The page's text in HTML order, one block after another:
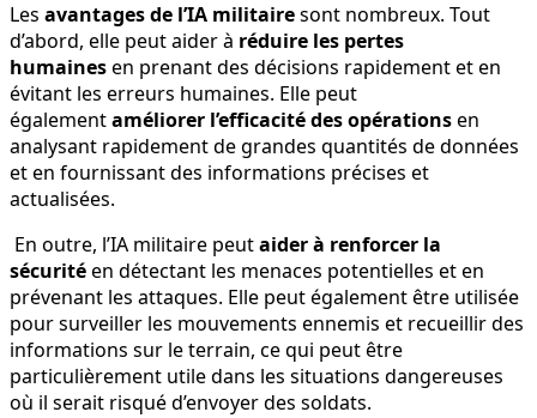
Les avantages de l’IA militairesont nombreux. Tout
d’abord, elle peut aider à réduire les pertes
humainesen prenant des décisions rapidement et en
évitant les erreurs humaines. Elle peut
égalementaméliorer l’efficacité des opérationsen
analysant rapidement de grandes quantités de données
et en fournissant des informations précises et
actualisées.
En outre, l’IA militaire peutaider à renforcer la
sécuritéen détectant les menaces potentielles et en
prévenant les attaques. Elle peut également être utilisée
pour surveiller les mouvements ennemis et recueillir des
informations sur le terrain, ce qui peut être
particulièrement utile dans les situations dangereuses
où il serait risqué d’envoyer des soldats.